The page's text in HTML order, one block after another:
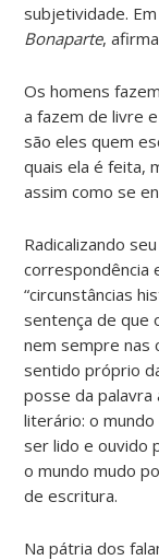
subjetividade. Em
Bonaparte,
Os homens
a fazem de livre
são eles quem
quais ela é feita,
assim como se
Radicalizando
correspondência
“circunstâncias
sentença de que
nem sempre nas
sentido próprio
posse da palavra
literário: o
ser lido e ouvido
o mundo mudo
de escritura.
Na pátria dos